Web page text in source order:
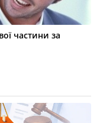
частини за